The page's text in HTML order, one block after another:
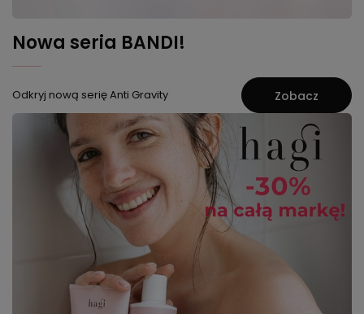
Nowa seria BANDI!
Odkryj nową serię Anti Gravity Zobacz